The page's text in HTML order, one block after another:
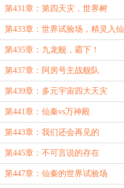
第431章：第四天灾，世界树
第433章：世界试验场，精灵入仙
秦
第435章：九龙舰，霸下！
第437章：阿房号主战舰队
第439章：多元宇宙四大天灾
第441章：仙秦vs万神殿
第443章：我们还会再见的
第445章：不可言说的存在
第447章：仙秦的世界试验场